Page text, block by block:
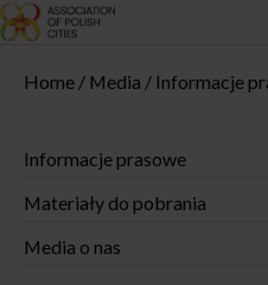
Home Media Informacje
Informacje prasowe
Materiały do pobrania
Media o nas